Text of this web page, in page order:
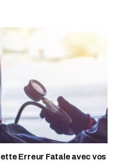
Erreur Fatale avec vos